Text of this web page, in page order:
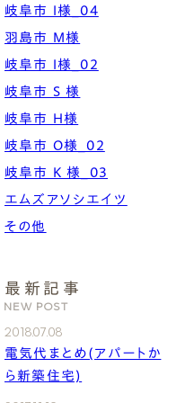
岐阜市 I様_04
羽島市 M様
岐阜市 I様_02
岐阜市 S 様
岐阜市 H様
岐阜市 O様_02
岐阜市 K 様_03
エムズアソシエイツ
その他
最新記事
NEW POST
2018.07.08
電気代まとめ(アパートか
ら新築住宅)